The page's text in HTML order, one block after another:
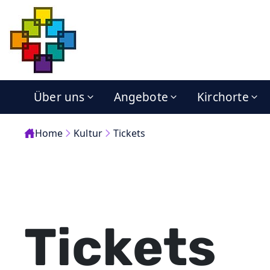
Über uns Angebote Kirchorte
Home Kultur Tickets
Tickets